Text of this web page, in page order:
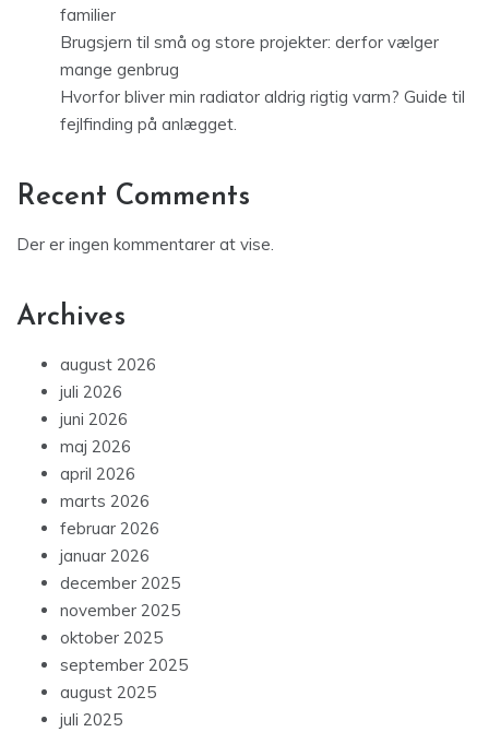
familier
Brugsjern til små og store projekter: derfor vælger
mange genbrug
Hvorfor bliver min radiator aldrig rigtig varm? Guide til
fejlfinding på anlægget.
Recent Comments
Der er ingen kommentarer at vise.
Archives
august 2026
juli 2026
juni 2026
maj 2026
april 2026
marts 2026
februar 2026
januar 2026
december 2025
november 2025
oktober 2025
september 2025
august 2025
juli 2025